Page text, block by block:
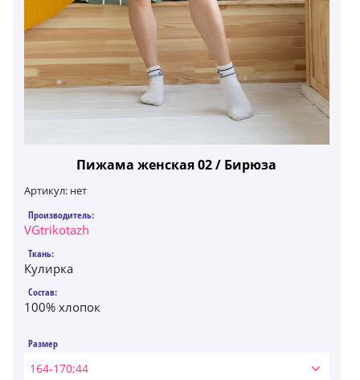
Пижама женская 02 / Бирюза
Артикул: нет
Производитель:
VGtrikotazh
Ткань:
Кулирка
Состав:
100% хлопок
Размер
164-170;44